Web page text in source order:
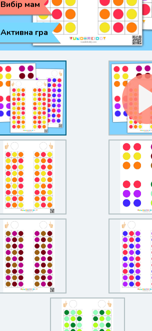
Активна гра
Вибір мам